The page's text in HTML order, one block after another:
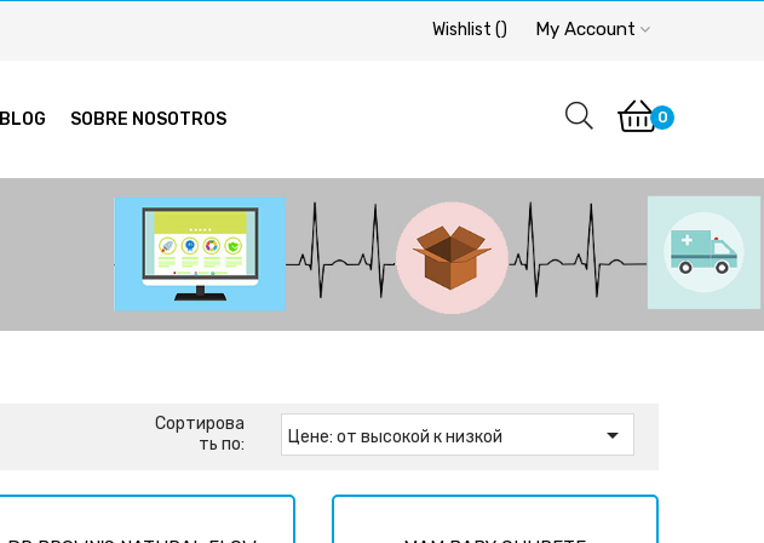
My Account
Wishlist ()
BLOG SOBRE NOSOTROS 0
Сортирова
ть по:
Цене: от высокой к низкой 